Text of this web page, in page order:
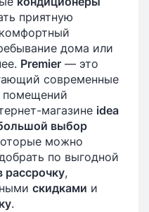
приятную
дома или
Premier — это
современные
помещений
магазине idea
выбор
можно
по выгодной
рассрочку,
скидками и
.